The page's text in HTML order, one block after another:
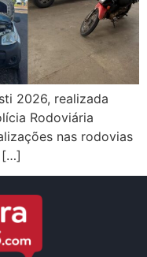
2026, realizada
Rodoviária
nas rodovias
[…]